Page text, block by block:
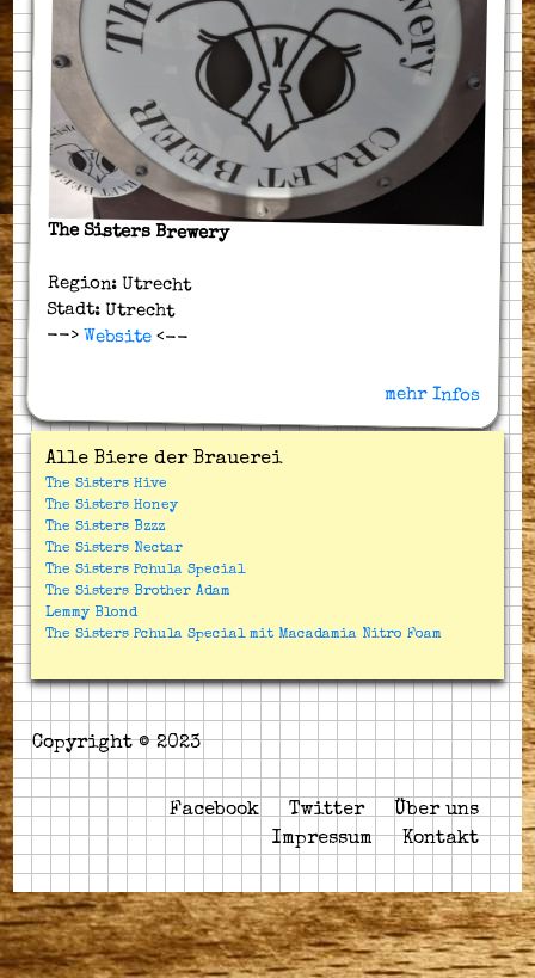
The Sisters Brewery
Region: Utrecht
Stadt: Utrecht
--> Website <--
mehr Infos
Alle Biere der Brauerei
The Sisters Hive
The Sisters Honey
The Sisters Bzzz
The Sisters Nectar
The Sisters Pchula Special
The Sisters Brother Adam
Lemmy Blond
The Sisters Pchula Special mit Macadamia Nitro Foam
Copyright © 2023
Facebook Twitter
Über uns
Impressum
Kontakt